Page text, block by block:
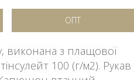
ОПТ
виконана з плащової
100 (г/м2). Рукав